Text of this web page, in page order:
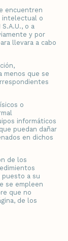
encuentren
intelectual o
o a
y por
llevara a cabo
menos que se
o
informáticos
puedan dañar
en dichos
de los
puesto a su
se empleen
que no
de los